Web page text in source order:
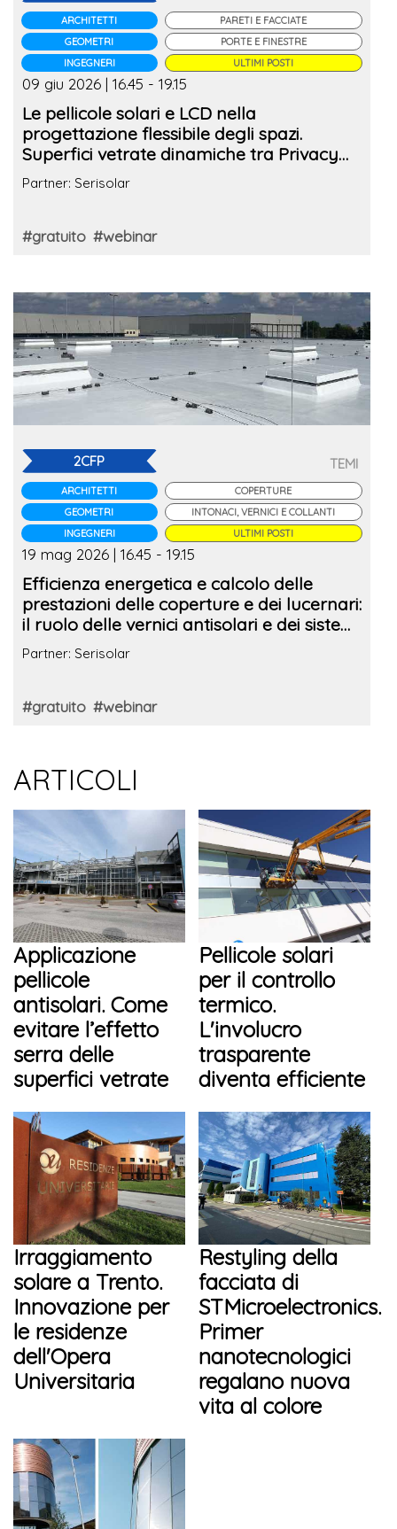
ARCHITETTI
GEOMETRI
INGEGNERI
PARETI E FACCIATE
PORTE E FINESTRE
ULTIMI POSTI
09 giu 2026 | 16.45 - 19.15
Le pellicole solari e LCD nella
progettazione flessibile degli spazi.
Superfici vetrate dinamiche tra Privacy
statica e dinamica
Partner: Serisolar
#gratuito #webinar
2CFP
ARCHITETTI
GEOMETRI
INGEGNERI
TEMI
COPERTURE
INTONACI, VERNICI E COLLANTI
ULTIMI POSTI
19 mag 2026 | 16.45 - 19.15
Efficienza energetica e calcolo delle
prestazioni delle coperture e dei lucernari:
il ruolo delle vernici antisolari e dei sistemi
cool roof
Partner: Serisolar
#gratuito #webinar
ARTICOLI
Applicazione
pellicole
antisolari. Come
evitare l’effetto
serra delle
superfici vetrate
Pellicole solari
per il controllo
termico.
L'involucro
trasparente
diventa efficiente
Irraggiamento
solare a Trento.
Innovazione per
le residenze
dell'Opera
Universitaria
Restyling della
facciata di
STMicroelectronics.
Primer
nanotecnologici
regalano nuova
vita al colore